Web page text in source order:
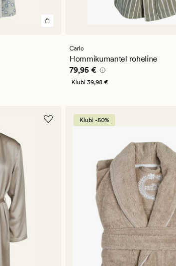
Carlo
Hommikumantel roheline
Pris_ee 79,95 €
79,95 €
Klubi 39,98 €
Klubi -50%